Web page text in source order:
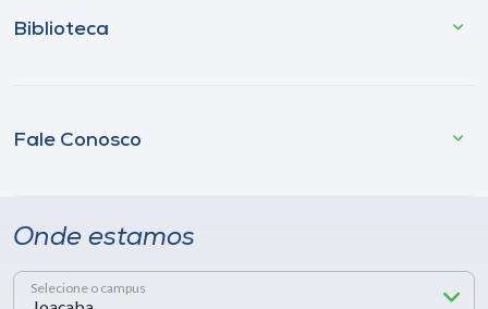
Biblioteca
Fale Conosco
Onde estamos
Selecione o campus